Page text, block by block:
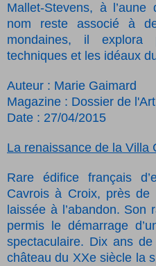
Mallet-Stevens, à
nom reste associé à
mondaines, il explora
techniques et les idéaux
Auteur : Marie Gaimard
Magazine : Dossier de
Date : 27/04/2015
La renaissance de la Villa
Rare édifice français
Cavrois à Croix, près de
laissée à l’abandon. Son
permis le démarrage
spectaculaire. Dix ans
château du XXe siècle la